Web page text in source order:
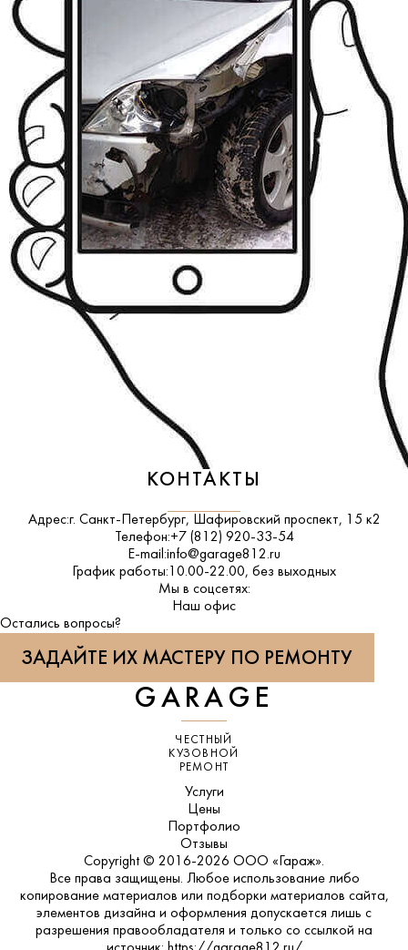
КОНТАКТЫ
Адрес:г. Санкт-Петербург, Шафировский проспект, 15 к2
Телефон:+7 (812) 920-33-54
E-mail:info@garage812.ru
График работы:10.00-22.00, без выходных
Мы в соцсетях:
ВКонтакте
Наш офис
Остались вопросы?
ЗАДАЙТЕ ИХ МАСТЕРУ ПО РЕМОНТУ
GARAGE
ЧЕСТНЫЙ
КУЗОВНОЙ
РЕМОНТ
Услуги
Цены
Портфолио
Отзывы
Copyright © 2016-2026 ООО «Гараж».
Все права защищены. Любое использование либо
копирование материалов или подборки материалов сайта,
элементов дизайна и оформления допускается лишь с
разрешения правообладателя и только со ссылкой на